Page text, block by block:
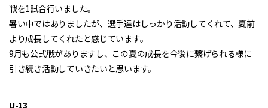
戦を1試合行いました。
暑い中ではありましたが、選手達はしっかり活動してくれて、夏前
より成長してくれたと感じています。
9月も公式戦がありますし、この夏の成長を今後に繋げられる様に
引き続き活動していきたいと思います。
U-13